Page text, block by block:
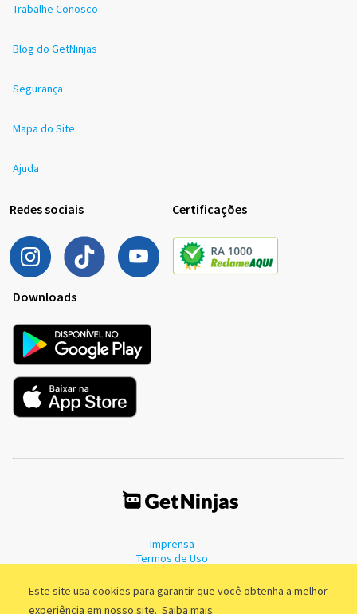
Este site usa cookies para garantir que você obtenha a melhor
experiência em nosso site. Saiba mais
Trabalhe Conosco
Blog do GetNinjas
Segurança
Mapa do Site
Ajuda
Redes sociais Certificações
Downloads
Imprensa
Termos de Uso